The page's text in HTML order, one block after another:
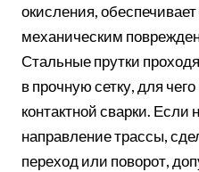
окисления,
механическим
Стальные прутки
в прочную сетку, для
контактной сварки.
направление трассы,
переход или поворот,